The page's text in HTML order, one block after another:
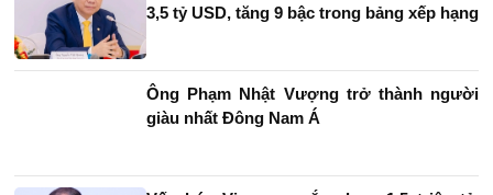
3,5 tỷ USD, tăng 9 bậc trong bảng xếp hạng
Ông Phạm Nhật Vượng trở thành người
giàu nhất Đông Nam Á